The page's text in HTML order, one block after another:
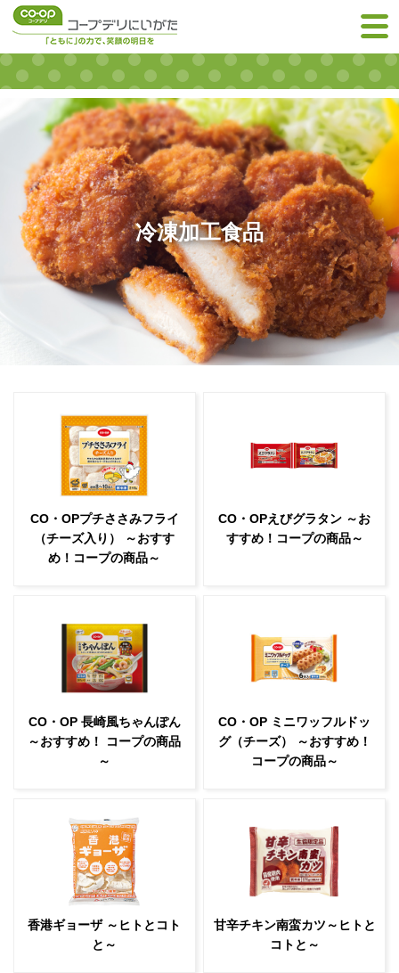
冷凍加工食品
CO・OPプチささみフライ
（チーズ入り） ～おすす
め！コープの商品～
CO・OPえびグラタン ～お
すすめ！コープの商品～
CO・OP 長崎風ちゃんぽん
～おすすめ！ コープの商品
～
CO・OP ミニワッフルドッ
グ（チーズ） ～おすすめ！
コープの商品～
香港ギョーザ ～ヒトとコト
と～
甘辛チキン南蛮カツ～ヒトと
コトと～